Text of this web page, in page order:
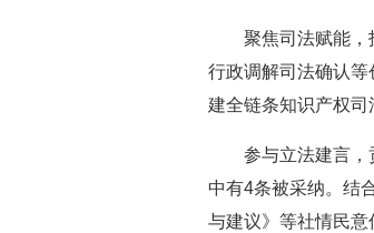
聚焦司法赋能，
行政调解司法确认
建全链条知识产权司
参与立法建言，
中有4条被采纳。结
与建议》等社情民意